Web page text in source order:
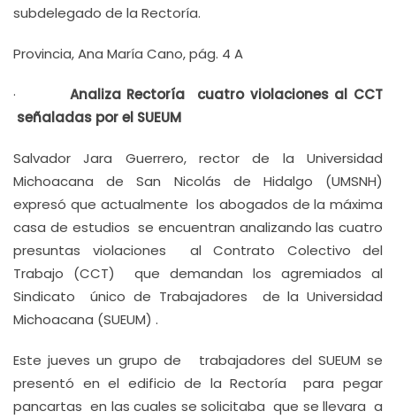
subdelegado de la Rectoría.
Provincia, Ana María Cano, pág. 4 A
· Analiza Rectoría cuatro violaciones al CCT
señaladas por el SUEUM
Salvador Jara Guerrero, rector de la Universidad
Michoacana de San Nicolás de Hidalgo (UMSNH)
expresó que actualmente los abogados de la máxima
casa de estudios se encuentran analizando las cuatro
presuntas violaciones al Contrato Colectivo del
Trabajo (CCT) que demandan los agremiados al
Sindicato único de Trabajadores de la Universidad
Michoacana (SUEUM) .
Este jueves un grupo de trabajadores del SUEUM se
presentó en el edificio de la Rectoría para pegar
pancartas en las cuales se solicitaba que se llevara a